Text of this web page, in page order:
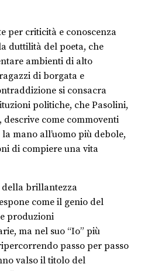
per criticità e conoscenza
duttilità del poeta, che
ambienti di alto
di borgata e
si consacra
politiche, che Pasolini,
come commoventi
mano all’uomo più debole,
di compiere una vita
della brillantezza
come il genio del
produzioni
ma nel suo “Io” più
passo per passo
valso il titolo del